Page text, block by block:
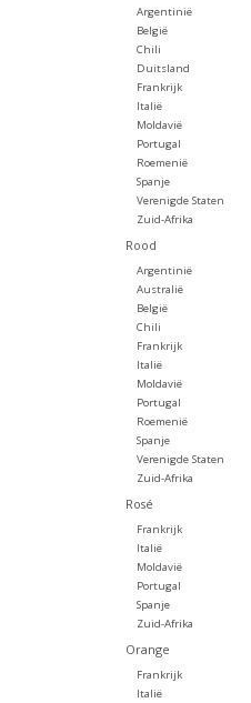
Argentinië
België
Chili
Duitsland
Frankrijk
Italië
Moldavië
Portugal
Roemenië
Spanje
Verenigde Staten
Zuid-Afrika
Rood
Argentinië
Australië
België
Chili
Frankrijk
Italië
Moldavië
Portugal
Roemenië
Spanje
Verenigde Staten
Zuid-Afrika
Rosé
Frankrijk
Italië
Moldavië
Portugal
Spanje
Zuid-Afrika
Orange
Frankrijk
Italië